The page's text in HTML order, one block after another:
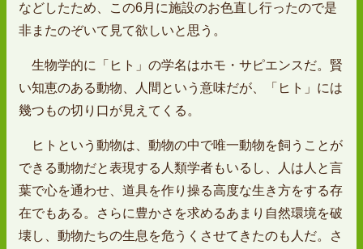
などしたため、この6月に施設のお色直し行ったので是
非またのぞいて見て欲しいと思う。
生物学的に「ヒト」の学名はホモ・サピエンスだ。賢
い知恵のある動物、人間という意味だが、「ヒト」には
幾つもの切り口が見えてくる。
ヒトという動物は、動物の中で唯一動物を飼うことが
できる動物だと表現する人類学者もいるし、人は人と言
葉で心を通わせ、道具を作り操る高度な生き方をする存
在でもある。さらに豊かさを求めるあまり自然環境を破
壊し、動物たちの生息を危うくさせてきたのも人だ。さ